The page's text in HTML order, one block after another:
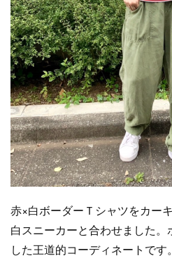
赤×白ボーダーＴシャツをカー
白スニーカーと合わせました
した王道的コーディネートです。